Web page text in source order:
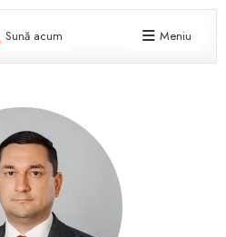
Sună acum Meniu